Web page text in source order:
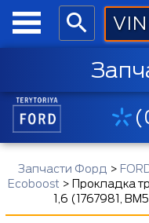
Запчасти Форд >
Ecoboost > Прокладка
1,6 (1767981,